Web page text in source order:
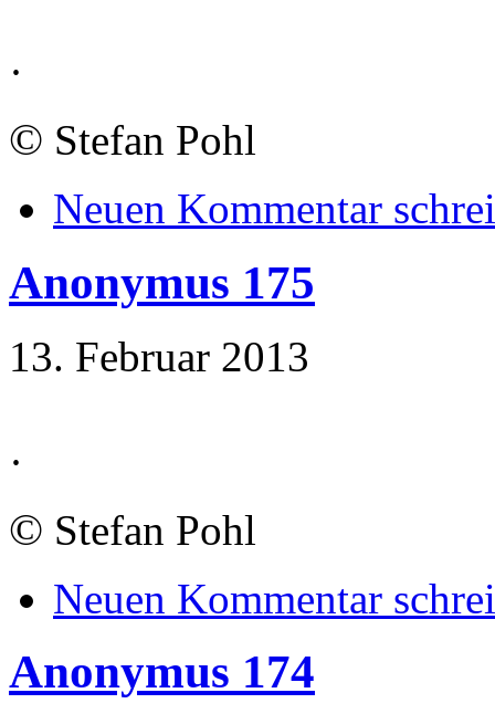
·
© Stefan Pohl
Neuen Kommentar
Anonymus 175
13. Februar 2013
·
© Stefan Pohl
Neuen Kommentar
Anonymus 174